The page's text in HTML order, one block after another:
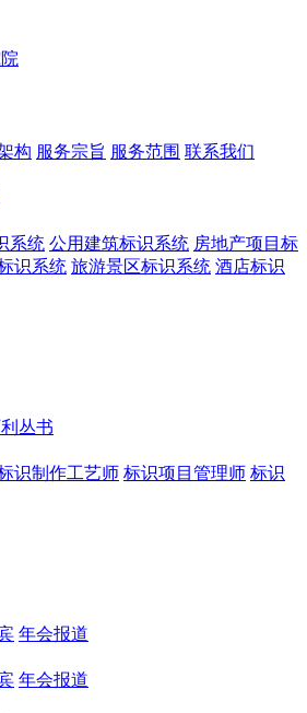
构 服务宗旨 服务范围 联系我们
系统 公用建筑标识系统 房地产项目标
识系统 旅游景区标识系统 酒店标识
丛书
识制作工艺师 标识项目管理师 标识
年会报道
年会报道